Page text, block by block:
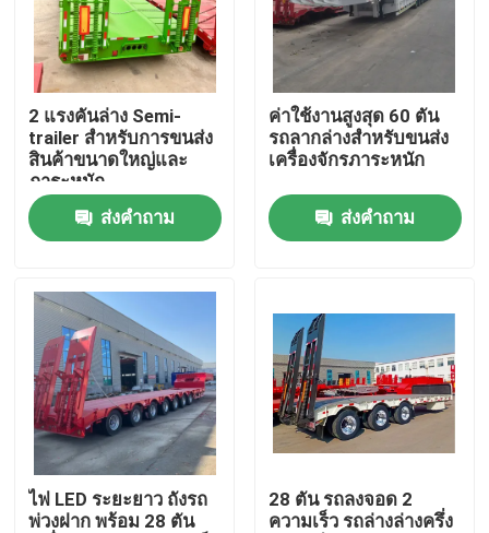
วิดีโอ
เกี่ยวกับเรา
ทัวร์โรงงาน
ควบคุมคุณภาพ
ติดต่อเรา
ขอใบเสนอราคา
รถบรรทุกขยะมือสอง
รถบรรทุกดัมพ์มือสอง
2 แรงคันล่าง Semi-
trailer สําหรับการขนส่ง
สินค้าขนาดใหญ่และ
ภาระหนัก
ส่งคำถาม
ค่าใช้งานสูงสุด 60 ตัน
รถลากล่างสําหรับขนส่ง
เครื่องจักรภาระหนัก
ส่งคำถาม
ไฟ LED ระยะยาว ถังรถ
พ่วงฝาก พร้อม 28 ตัน
28 ตัน รถลงจอด 2
ความเร็ว รถล่างล่างครึ่ง